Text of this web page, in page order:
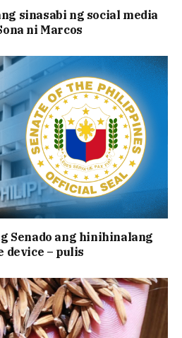
sinasabi ng social media
ni Marcos
Senado ang hinihinalang
device – pulis